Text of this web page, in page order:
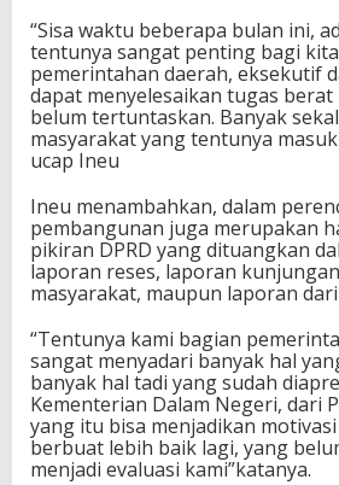
“Sisa waktu beberapa bulan ini,
tentunya sangat penting bagi
pemerintahan daerah, eksekutif
dapat menyelesaikan tugas
belum tertuntaskan. Banyak
masyarakat yang tentunya
ucap Ineu
Ineu menambahkan, dalam
pembangunan juga merupakan
pikiran DPRD yang dituangkan
laporan reses, laporan
masyarakat, maupun laporan
“Tentunya kami bagian
sangat menyadari banyak hal
banyak hal tadi yang sudah
Kementerian Dalam Negeri, dari
yang itu bisa menjadikan
berbuat lebih baik lagi, yang
menjadi evaluasi kami”katanya.